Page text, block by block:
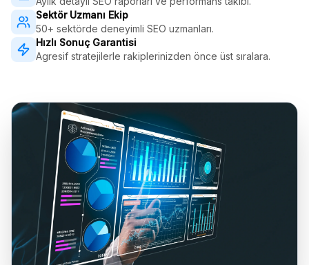
Sektör Uzmanı Ekip
50+ sektörde deneyimli SEO uzmanları.
Hızlı Sonuç Garantisi
Agresif stratejilerle rakiplerinizden önce üst sıralara.